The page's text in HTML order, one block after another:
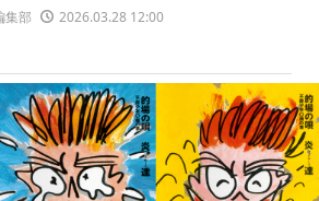
集部 2026.03.28 12:00